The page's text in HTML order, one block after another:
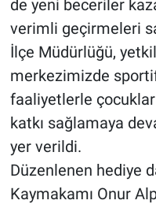
de yeni beceriler
verimli geçirmeleri
İlçe Müdürlüğü,
merkezimizde
faaliyetlerle
katkı sağlamaya
yer verildi.
Düzenlenen hediye
Kaymakamı Onur